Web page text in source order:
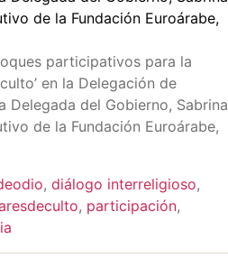
participativos para la
en la Delegación de
Delegada del Gobierno, Sabrina
de la Fundación Euroárabe,
, diálogo interreligioso,
, participación,